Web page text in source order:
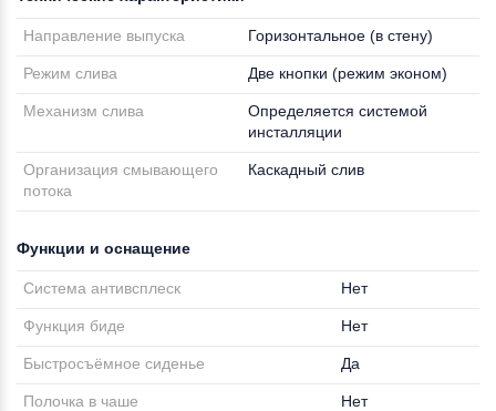
Направление выпуска Горизонтальное (в стену)
Режим слива Две кнопки (режим эконом)
Механизм слива
Определяется системой
инсталляции
Организация смывающего
потока
Каскадный слив
Функции и оснащение
Система антивсплеск Нет
Функция биде Нет
Быстросъёмное сиденье Да
Полочка в чаше Нет